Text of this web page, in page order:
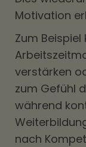
Motivation
Zum
verstärken
zum Gefühl
während
nach